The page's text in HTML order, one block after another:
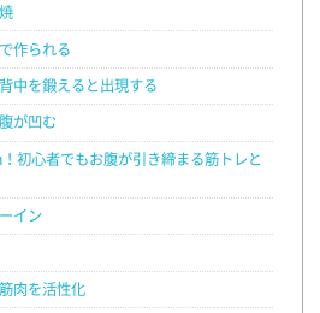
作られる
中を鍛えると出現する
が凹む
初心者でもお腹が引き締まる筋トレと
イン
肉を活性化